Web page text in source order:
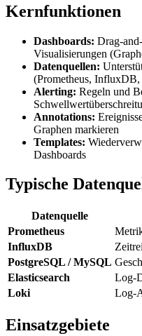
Kernfunktionen
Dashboards: Drag-
Visualisierungen
Datenquellen:
(Prometheus, InfluxDB,
Alerting: Regeln und
Annotations:
Graphen markieren
Templates:
Dashboards
Typische
Datenquelle
Prometheus
InfluxDB
PostgreSQL / MySQL
Elasticsearch
Log-
Loki
Log-
Einsatzgebiete